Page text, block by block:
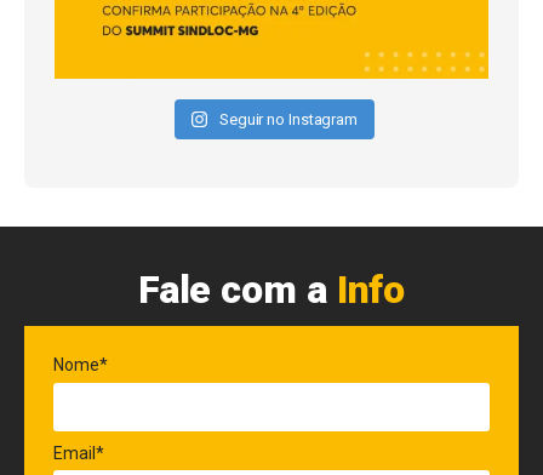
Seguir no Instagram
Fale com a Info
Nome*
Email*